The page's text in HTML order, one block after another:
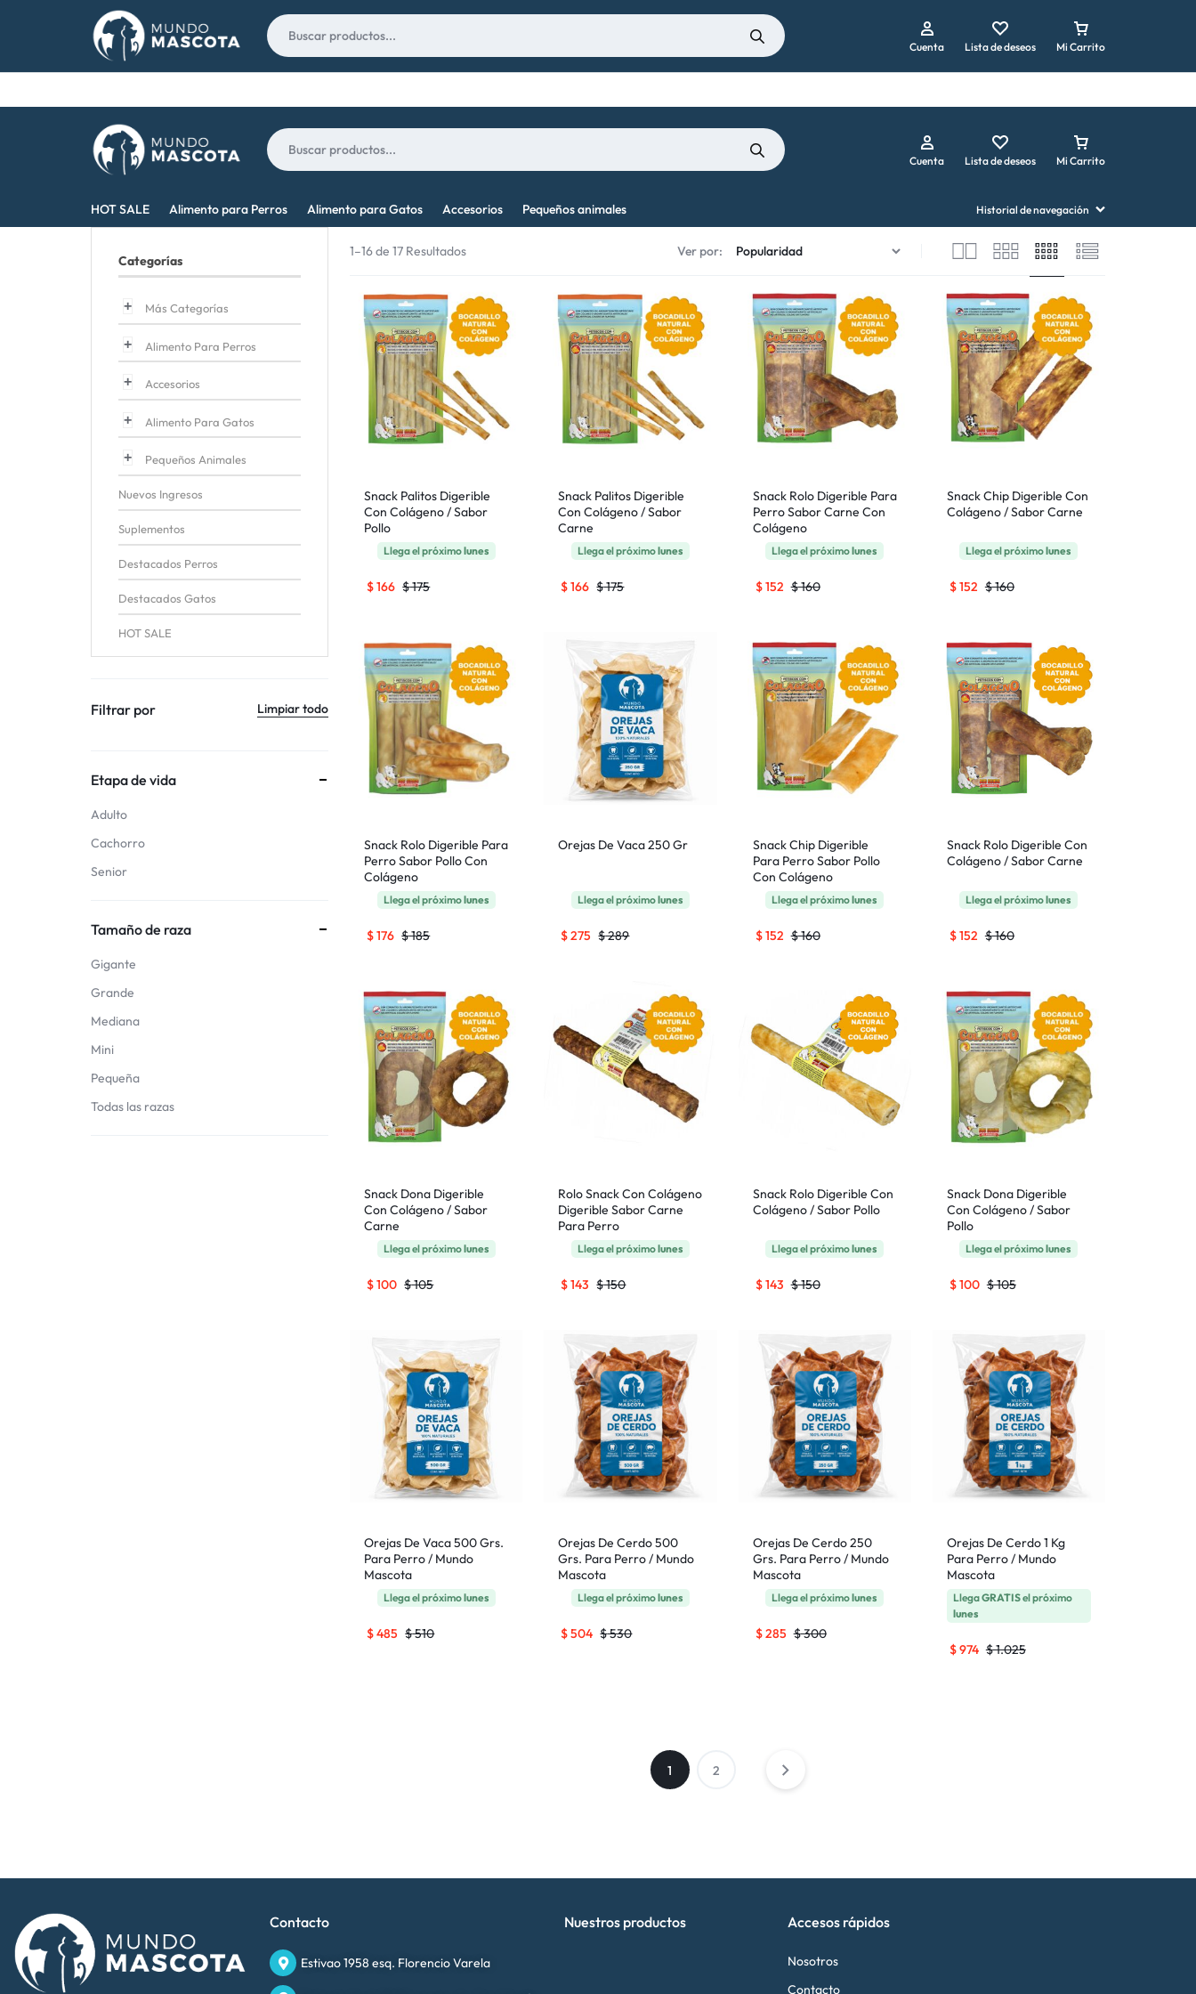
Nosotros
MASCOTA
MEJOR
PARA
TU
MASCOTA
Cuenta Lista de deseos Mi Carrito
HOT SALE Alimento para Perros Alimento para Gatos Accesorios Pequeños animales Historial de navegación
Cuenta Lista de deseos Mi Carrito
1–16 de 17 Resultados Ver por:
Snack Palitos Digerible
Con Colágeno / Sabor
Pollo
Llega el próximolunes
$175
$166
Snack Palitos Digerible
Con Colágeno / Sabor
Carne
Llega el próximolunes
$175
$166
Snack Rolo Digerible Para
Perro Sabor Carne Con
Colágeno
Llega el próximolunes
$160
$152
Snack Chip Digerible Con
Colágeno / Sabor Carne
Llega el próximolunes
$160
$152
Snack Rolo Digerible Para
Perro Sabor Pollo Con
Colágeno
Llega el próximolunes
$185
$176
Orejas De Vaca 250 Gr
Llega el próximolunes
$289
$275
Snack Chip Digerible
Para Perro Sabor Pollo
Con Colágeno
Llega el próximolunes
$160
$152
Snack Rolo Digerible Con
Colágeno / Sabor Carne
Llega el próximolunes
$160
$152
Snack Dona Digerible
Con Colágeno / Sabor
Carne
Llega el próximolunes
$105
$100
Rolo Snack Con Colágeno
Digerible Sabor Carne
Para Perro
Llega el próximolunes
$150
$143
Snack Rolo Digerible Con
Colágeno / Sabor Pollo
Llega el próximolunes
$150
$143
Snack Dona Digerible
Con Colágeno / Sabor
Pollo
Llega el próximolunes
$105
$100
Orejas De Vaca 500 Grs.
Para Perro / Mundo
Mascota
Llega el próximolunes
$510
$485
Orejas De Cerdo 500
Grs. Para Perro / Mundo
Mascota
Llega el próximolunes
$530
$504
Orejas De Cerdo 250
Grs. Para Perro / Mundo
Mascota
Llega el próximolunes
$300
$285
Orejas De Cerdo 1 Kg
Para Perro / Mundo
Mascota
LlegaGRATISel próximo
lunes
$1.025
$974
1 2
Categorías
Más Categorías
Alimento Para Perros
Accesorios
Alimento Para Gatos
Pequeños Animales
Nuevos Ingresos
Suplementos
Destacados Perros
Destacados Gatos
HOT SALE
Filtrar por Limpiar todo
Etapa de vida
Adulto
Cachorro
Senior
Tamaño de raza
Gigante
Grande
Mediana
Mini
Pequeña
Todas las razas
Contacto
Estivao 1958 esq. Florencio Varela
Nuestros productos Accesos rápidos
Nosotros
Contacto